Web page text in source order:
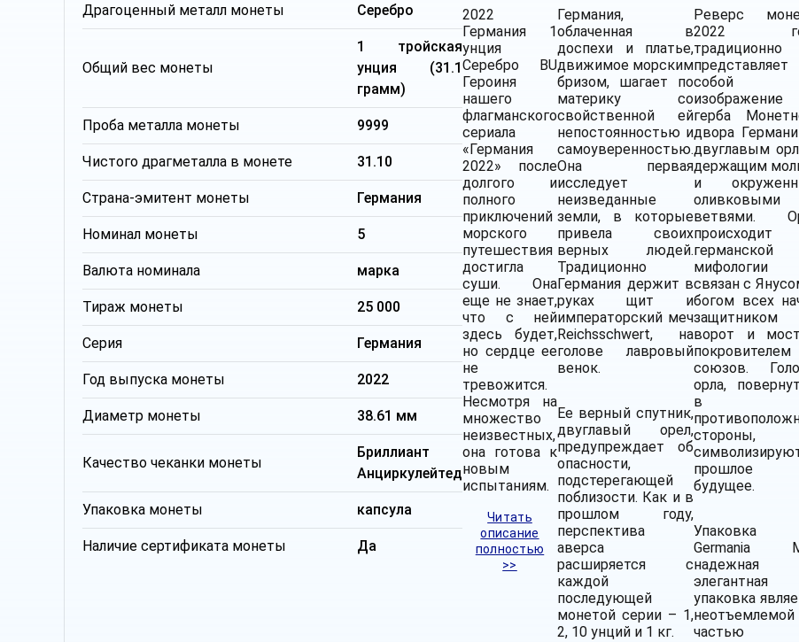
Драгоценный металл монеты Серебро
Общий вес монеты
1 тройская
унция (31.1
грамм)
Проба металла монеты 9999
Чистого драгметалла в монете 31.10
Страна-эмитент монеты Германия
Номинал монеты 5
Валюта номинала марка
Тираж монеты 25 000
Серия Германия
Год выпуска монеты 2022
Диаметр монеты 38.61 мм
Качество чеканки монеты
Бриллиант
Анциркулейтед
Упаковка монеты капсула
Наличие сертификата монеты Да
2022
Германия 1
унция
Серебро BU
Героиня
нашего
флагманского
сериала
«Германия
2022» после
долгого и
полного
приключений
морского
путешествия
достигла
суши. Она
еще не знает,
что с ней
здесь будет,
но сердце ее
не
тревожится.
Несмотря на
множество
неизвестных,
она готова к
новым
испытаниям.
Читать
описание
полностью
>>
Германия,
облаченная в
доспехи и платье,
движимое морским
бризом, шагает по
материку со
свойственной ей
непостоянностью и
самоуверенностью.
Она первая
исследует
неизведанные
земли, в которые
привела своих
верных людей.
Традиционно
Германия держит в
руках щит и
императорский меч
Reichsschwert, на
голове лавровый
венок.
Ее верный спутник,
двуглавый орел,
предупреждает об
опасности,
подстерегающей
поблизости. Как и в
прошлом году,
перспектива
аверса
расширяется с
каждой
последующей
монетой серии – 1,
2, 10 унций и 1 кг.
Реверс
2022
традиционно
представляет
собой
изображение
герба
двора
двуглавым
держащим
и
оливковыми
ветвями.
происходит
германской
связан с
богом всех
защитником
ворот и
покровителем
союзов.
орла,
в
стороны,
будущее.
Germania
элегантная
упаковка
неотъемлемой
частью